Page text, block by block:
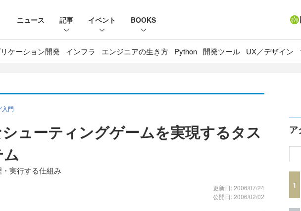
ニュース 記事 イベント BOOKS
ケーション開発 インフラ エンジニアの生き方 Python 開発ツール UX／デザイン
入門
ューティングゲームを実現するタス
実行する仕組み
更新日: 2006/07/24
公開日: 2006/02/02
ア
1